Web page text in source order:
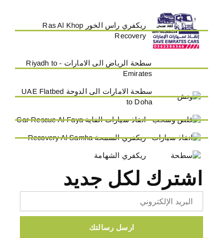
ريكفري راس الخور Ras Al Khop
Recovery
سطحة الرياض الى الامارات - Riyadh to
Emirates
سطحة الامارات الى الدوحة UAE Flatbed
to Doha
انقاذ سيارات الفاية Car Rescue Al-Faya
ريكفري السمحة Recovery Al Samha
ريكفري الشهامة
اشترك لكل جديد
ارسل رسالتك